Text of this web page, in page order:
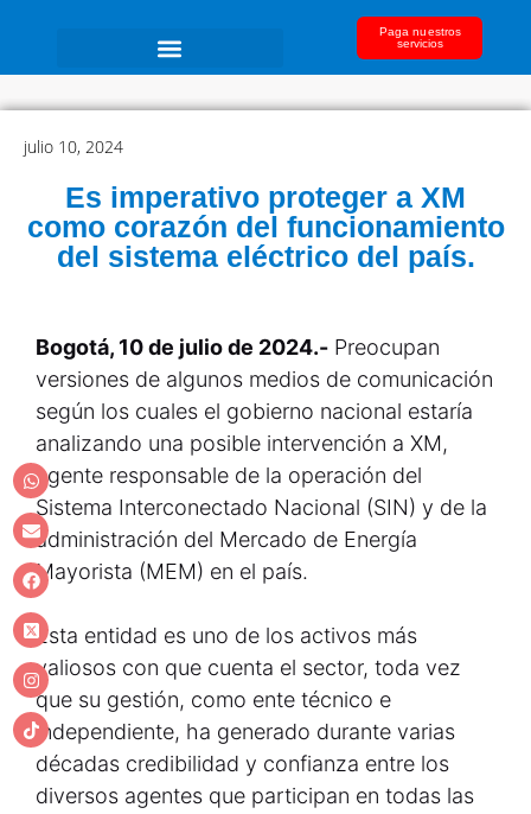
Paga nuestros
servicios
julio 10, 2024
Es imperativo proteger a XM
como corazón del funcionamiento
del sistema eléctrico del país.
Bogotá, 10 de julio de 2024.- Preocupan
versiones de algunos medios de comunicación
según los cuales el gobierno nacional estaría
analizando una posible intervención a XM,
agente responsable de la operación del
Sistema Interconectado Nacional (SIN) y de la
administración del Mercado de Energía
Mayorista (MEM) en el país.
Esta entidad es uno de los activos más
valiosos con que cuenta el sector, toda vez
que su gestión, como ente técnico e
independiente, ha generado durante varias
décadas credibilidad y confianza entre los
diversos agentes que participan en todas las